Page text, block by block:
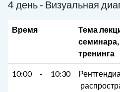
4 день - Визуальная
Время
Тема
семинара,
тренинга
10:00 - 10:30